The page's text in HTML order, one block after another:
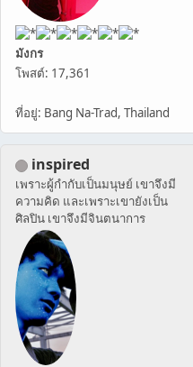
มังกร
โพสต์: 17,361
ที่อยู่: Bang Na-Trad, Thailand
inspired
เพราะผู้กำกับเป็นมนุษย์ เขาจึงมี
ความคิด และเพราะเขายังเป็น
ศิลปิน เขาจึงมีจินตนาการ